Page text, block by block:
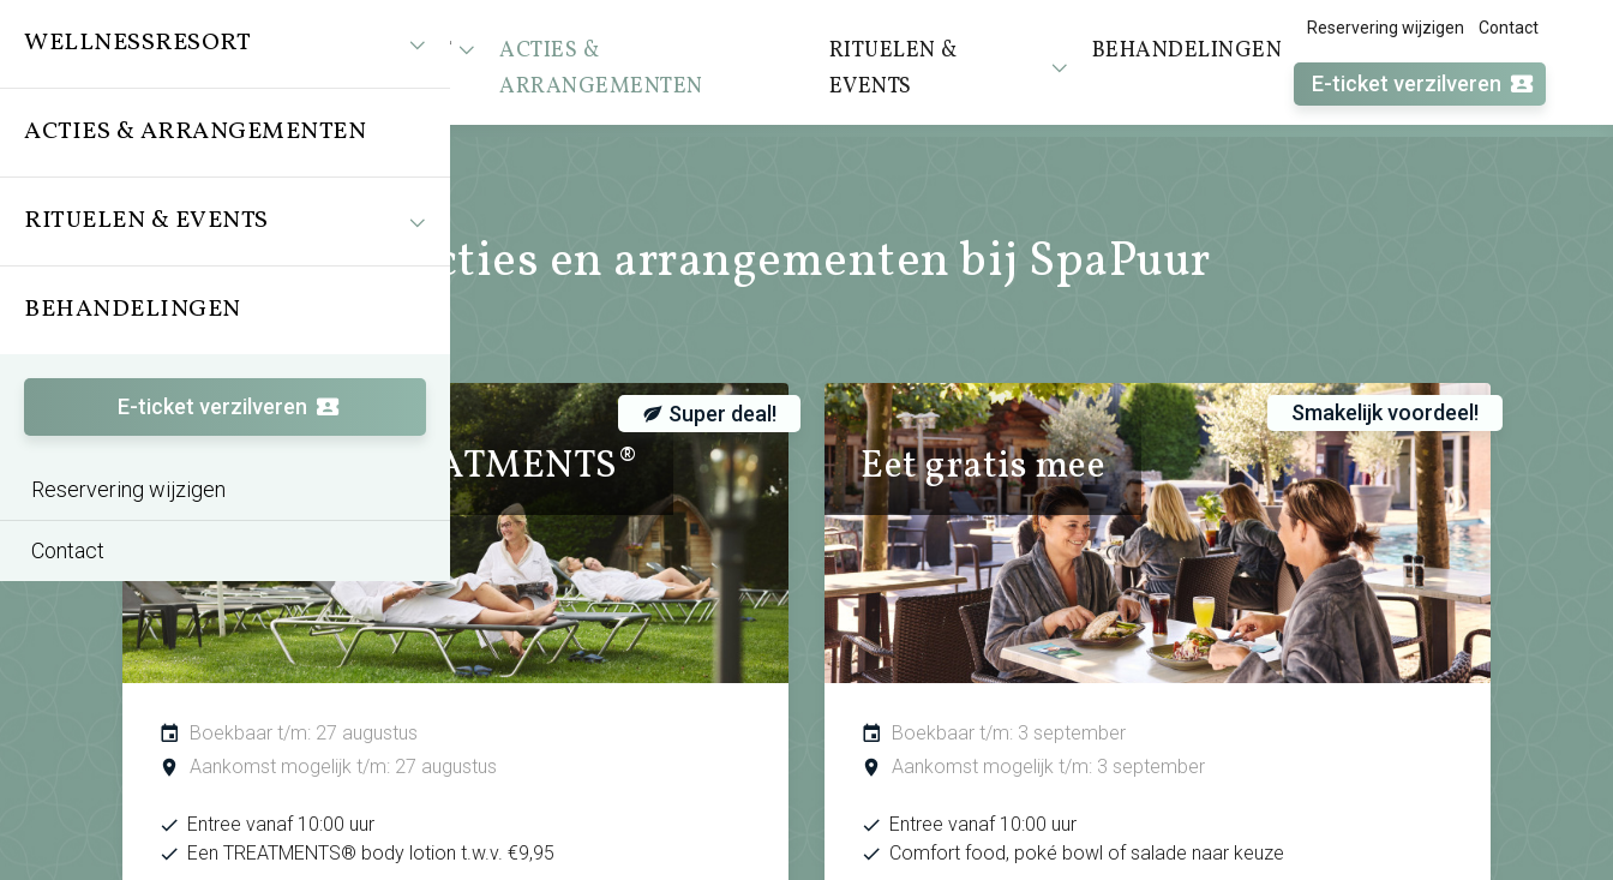
Reservering wijzigen Contact
WELLNESSRESORT
ACTIES &
ARRANGEMENTEN
RITUELEN &
EVENTS
BEHANDELINGEN
E-ticket verzilveren
WELLNESSRESORT
ACTIES & ARRANGEMENTEN
RITUELEN & EVENTS
BEHANDELINGEN
E-ticket verzilveren
Reservering wijzigen
Contact
Acties en arrangementen bij SpaPuur
Zomeractie TREATMENTS®
Super deal!
Boekbaar t/m: 27 augustus
Aankomst mogelijk t/m: 27 augustus
Entree vanaf 10:00 uur
Een TREATMENTS® body lotion t.w.v. €9,95
Eet gratis mee
Smakelijk voordeel!
Boekbaar t/m: 3 september
Aankomst mogelijk t/m: 3 september
Entree vanaf 10:00 uur
Comfort food, poké bowl of salade naar keuze